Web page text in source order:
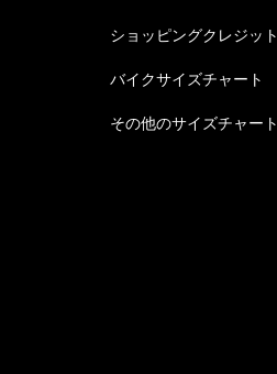
ショッピングクレジット
バイクサイズチャート
その他のサイズチャート